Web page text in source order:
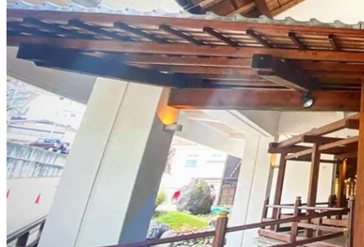
除咗呢個一炮而紅嘅大廳，其實大川莊嘅溫泉同樣出名，
位於會津若松地區嘅「蘆之牧溫泉」，被稱為美人湯XD！